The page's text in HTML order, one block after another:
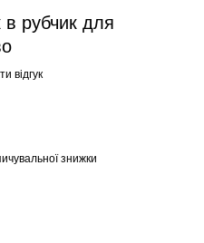
в рубчик для
відгук
знижки